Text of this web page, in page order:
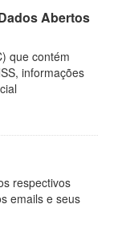
Abertos
que contém
informações
respectivos
emails e seus